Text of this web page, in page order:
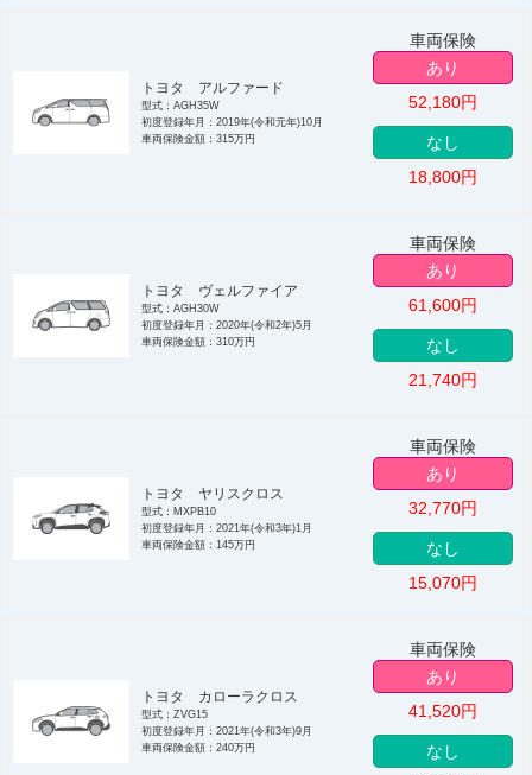
トヨタ アルファード
型式：AGH35W
初度登録年月：2019年(令和元年)10月
車両保険金額：315万円
車両保険
あり
52,180円
なし
18,800円
トヨタ ヴェルファイア
型式：AGH30W
初度登録年月：2020年(令和2年)5月
車両保険金額：310万円
車両保険
あり
61,600円
なし
21,740円
トヨタ ヤリスクロス
型式：MXPB10
初度登録年月：2021年(令和3年)1月
車両保険金額：145万円
車両保険
あり
32,770円
なし
15,070円
トヨタ カローラクロス
型式：ZVG15
初度登録年月：2021年(令和3年)9月
車両保険金額：240万円
車両保険
あり
41,520円
なし